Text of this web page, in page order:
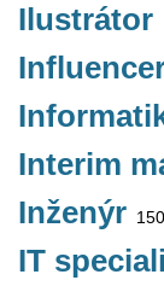
Ilustrátor
Interim
Inženýr
IT